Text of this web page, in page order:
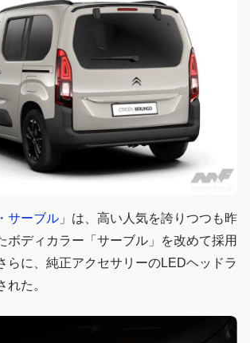
サーブル 」は、高い人気を誇りつつも昨
ボディカラー「サーブル」を改めて採用
らに、純正アクセサリーのLEDヘッドラ
れた。